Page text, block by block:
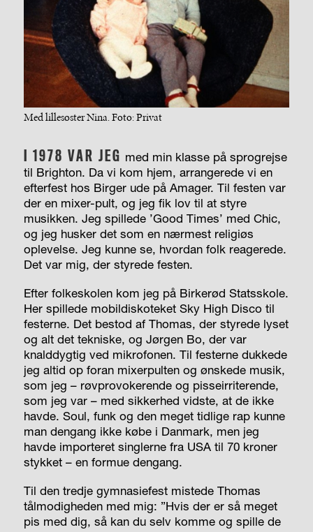
Med lillesøster Nina. Foto: Privat
I 1978 VAR JEG med min klasse på sprogrejse
til Brighton. Da vi kom hjem, arrangerede vi en
efterfest hos Birger ude på Amager. Til festen var
der en mixer-pult, og jeg fik lov til at styre
musikken. Jeg spillede ’Good Times’ med Chic,
og jeg husker det som en nærmest religiøs
oplevelse. Jeg kunne se, hvordan folk reagerede.
Det var mig, der styrede festen.
Efter folkeskolen kom jeg på Birkerød Statsskole.
Her spillede mobildiskoteket Sky High Disco til
festerne. Det bestod af Thomas, der styrede lyset
og alt det tekniske, og Jørgen Bo, der var
knalddygtig ved mikrofonen. Til festerne dukkede
jeg altid op foran mixerpulten og ønskede musik,
som jeg – røvprovokerende og pisseirriterende,
som jeg var – med sikkerhed vidste, at de ikke
havde. Soul, funk og den meget tidlige rap kunne
man dengang ikke købe i Danmark, men jeg
havde importeret singlerne fra USA til 70 kroner
stykket – en formue dengang.
Til den tredje gymnasiefest mistede Thomas
tålmodigheden med mig: ”Hvis der er så meget
pis med dig, så kan du selv komme og spille de